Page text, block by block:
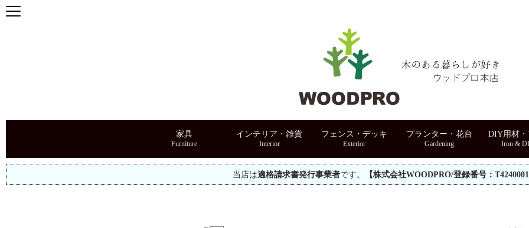
家具 インテリア・雑貨 フェンス・デッキ プランター・花台 DIY用材
当店は適格請求書発行事業者です。 【株式会社WOODPRO/登録番号：